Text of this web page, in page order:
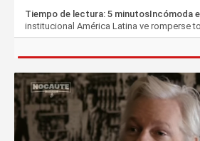
Tiempo de lectura: 5 minutosIncómoda
institucional América Latina ve romperse